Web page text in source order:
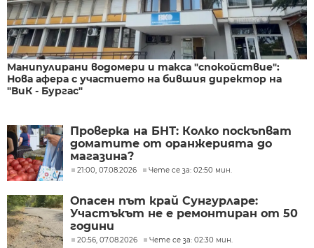
Манипулирани водомери и такса "спокойствие":
Нова афера с участието на бившия директор на
"ВиК - Бургас"
Проверка на БНТ: Колко поскъпват
доматите от оранжерията до
магазина?
21:00, 07.08.2026 Чете се за: 02:50 мин.
Опасен път край Сунгурларе:
Участъкът не е ремонтиран от 50
години
20:56, 07.08.2026 Чете се за: 02:30 мин.